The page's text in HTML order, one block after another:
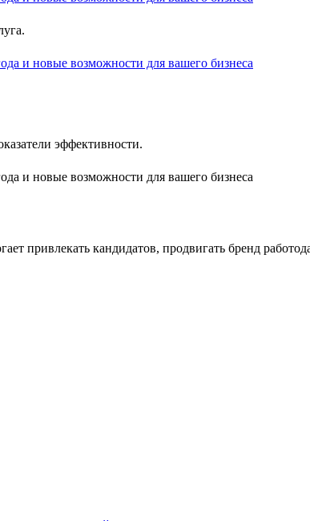
эффективности.
привлекать кандидатов, продвигать бренд